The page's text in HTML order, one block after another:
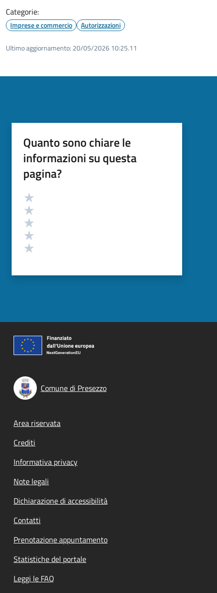
Categorie:
Imprese e commercio Autorizzazioni
Ultimo aggiornamento: 20/05/2026 10:25.11
Quanto sono chiare le
informazioni su questa
pagina?
Valutazione
Comune di Presezzo
Footer menu
Area riservata
Crediti
Informativa privacy
Note legali
Dichiarazione di accessibilità
Contatti
Prenotazione appuntamento
Statistiche del portale
Leggi le FAQ